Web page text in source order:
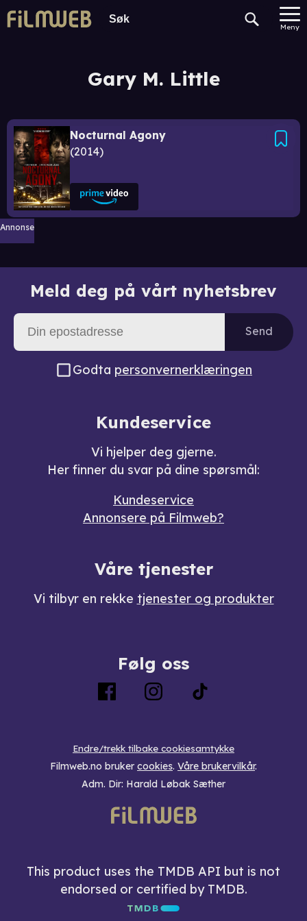
Meny
Gary M. Little
Nocturnal Agony
2014
Annonse
Meld deg på vårt nyhetsbrev
Send
Godta personvernerklæringen
Kundeservice
Vi hjelper deg gjerne.
Her finner du svar på dine spørsmål:
Kundeservice
Annonsere på Filmweb?
Våre tjenester
Vi tilbyr en rekke tjenester og produkter
Følg oss
Endre/trekk tilbake cookiesamtykke
Filmweb.no bruker cookies. Våre brukervilkår.
Adm. Dir: Harald Løbak Sæther
This product uses the TMDB API but is not
endorsed or certified by TMDB.